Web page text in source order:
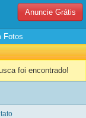
Anuncie Grátis
Fotos
foi encontrado!